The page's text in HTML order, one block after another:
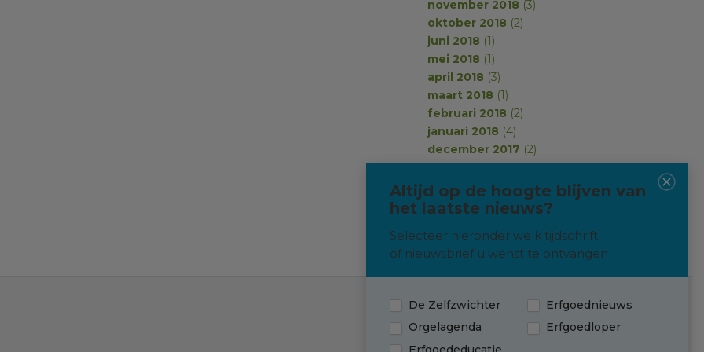
november 2018 (3)
oktober 2018 (2)
juni 2018 (1)
mei 2018 (1)
april 2018 (3)
maart 2018 (1)
februari 2018 (2)
januari 2018 (4)
december 2017 (2)
november 2017(2)
oktober 2017(1)
september 2017(2)
Contact
Altijd op de hoogte blijven van
het laatste nieuws?
Selecteer hieronder welk tijdschrift
of nieuwsbrief u wenst te ontvangen
De Zelfzwichter
Erfgoednieuws
Orgelagenda
Erfgoedloper